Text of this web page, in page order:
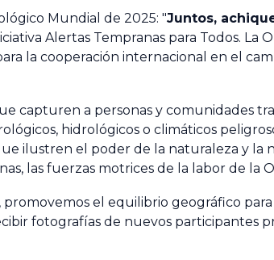
Mundial de 2025: "Juntos,
Alertas Tempranas para Todos. La
la cooperación internacional en el
capturen a personas y comunidades
hidrológicos o climáticos
ilustren el poder de la naturaleza y
las fuerzas motrices de la labor de la
promovemos el equilibrio geográfico
fotografías de nuevos participantes